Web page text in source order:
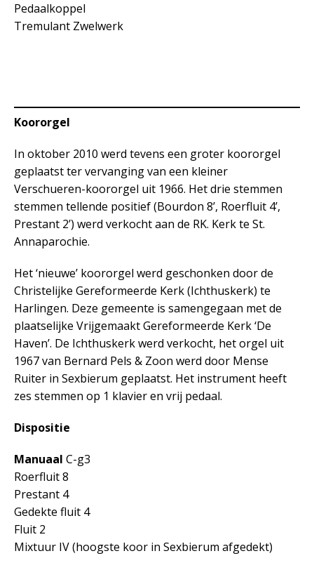
Pedaalkoppel
Tremulant Zwelwerk
Koororgel
In oktober 2010 werd tevens een groter koororgel
geplaatst ter vervanging van een kleiner
Verschueren-koororgel uit 1966. Het drie stemmen
stemmen tellende positief (Bourdon 8’, Roerfluit 4’,
Prestant 2’) werd verkocht aan de RK. Kerk te St.
Annaparochie.
Het ‘nieuwe’ koororgel werd geschonken door de
Christelijke Gereformeerde Kerk (Ichthuskerk) te
Harlingen. Deze gemeente is samengegaan met de
plaatselijke Vrijgemaakt Gereformeerde Kerk ‘De
Haven’. De Ichthuskerk werd verkocht, het orgel uit
1967 van Bernard Pels & Zoon werd door Mense
Ruiter in Sexbierum geplaatst. Het instrument heeft
zes stemmen op 1 klavier en vrij pedaal.
Dispositie
Manuaal C-g3
Roerfluit 8
Prestant 4
Gedekte fluit 4
Fluit 2
Mixtuur IV (hoogste koor in Sexbierum afgedekt)